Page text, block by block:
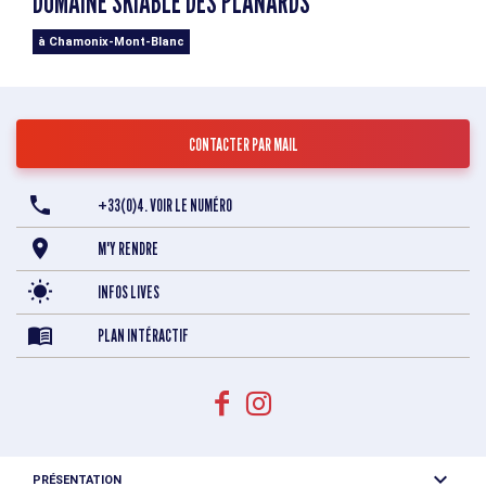
à Chamonix-Mont-Blanc
CONTACTER PAR MAIL
+33(0)4. VOIR LE NUMÉRO
M'Y RENDRE
INFOS LIVES
PLAN INTÉRACTIF
PRÉSENTATION